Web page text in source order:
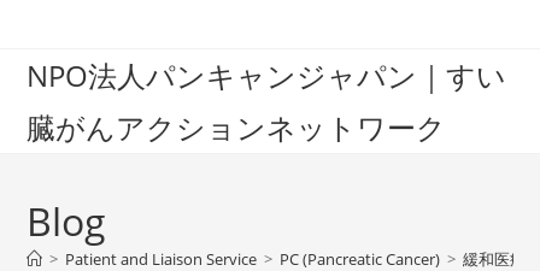
contentNPO法人パンキャンジャパン｜すい
臓がんアクションネットワーク
Blog
> Patient and Liaison Service > PC (Pancreatic Cancer) > 緩和医療